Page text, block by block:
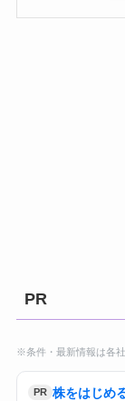
PR
※条件・最新情報は各
PR 株をはじめ